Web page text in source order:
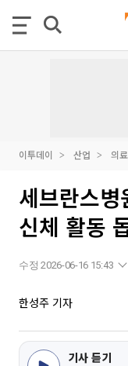
이투데이 산업 의
세브란스병
신체 활동
수정 2026-06-16 15:43
한성주 기자
기사 듣기